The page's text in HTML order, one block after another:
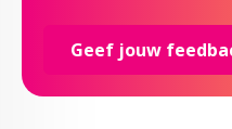
Geef jouw